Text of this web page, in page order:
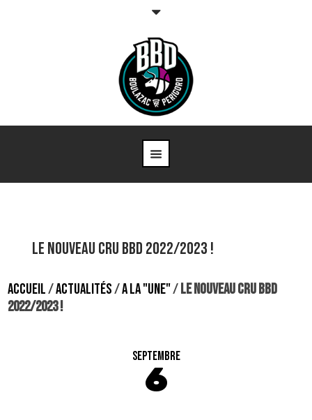
Le nouveau cru BBD 2022/2023 !
ACCUEIL/ACTUALITÉS/A LA "UNE"/LE NOUVEAU CRU BBD
2022/2023 !
SEPTEMBRE
6